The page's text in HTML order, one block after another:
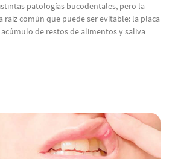
patologías bucodentales, pero la
raíz común que puede ser evitable: la placa
acúmulo de restos de alimentos y saliva